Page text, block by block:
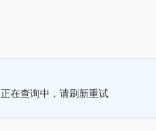
正在查询中，请刷新重试